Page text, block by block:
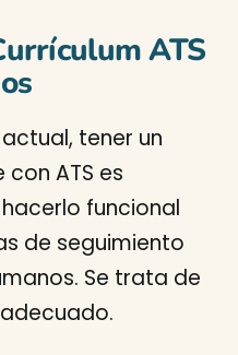
ATS
tener un
ATS es
funcional
de seguimiento
Se trata de